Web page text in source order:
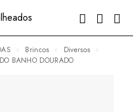
Brincos
Diversos
BANHO DOURADO